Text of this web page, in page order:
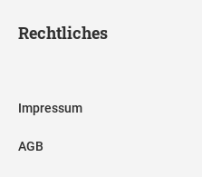
Rechtliches
Impressum
AGB